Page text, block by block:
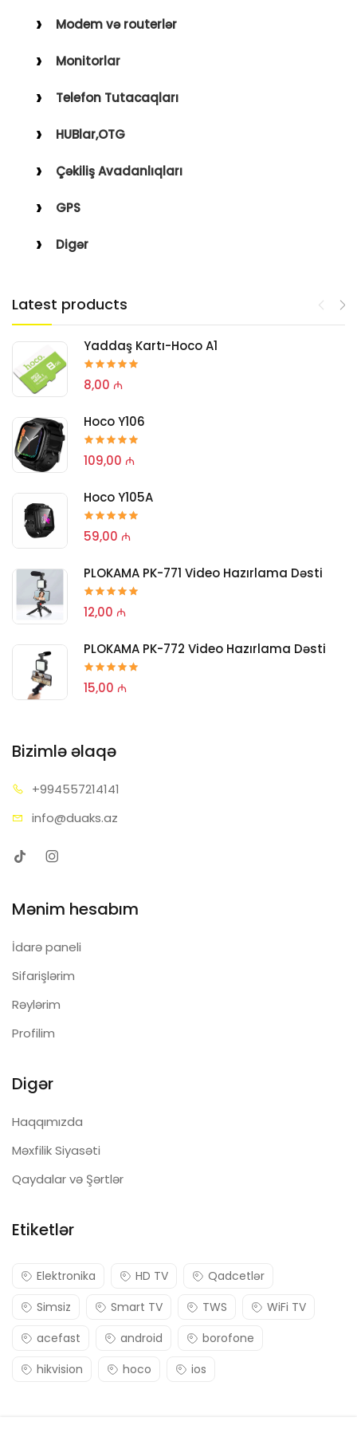
Modem və routerlər
Monitorlar
Telefon Tutacaqları
HUBlar,OTG
Çəkiliş Avadanlıqları
GPS
Digər
Latest products
Yaddaş Kartı-Hoco A1
8,00 ₼
Hoco Y106
109,00 ₼
Hoco Y105A
59,00 ₼
PLOKAMA PK-771 Video Hazırlama Dəsti
12,00 ₼
PLOKAMA PK-772 Video Hazırlama Dəsti
15,00 ₼
Bizimlə əlaqə
+994557214141
info@duaks.az
Mənim hesabım
İdarə paneli
Sifarişlərim
Rəylərim
Profilim
Digər
Haqqımızda
Məxfilik Siyasəti
Qaydalar və Şərtlər
Etiketlər
Elektronika HD TV
Qadcetlər
Simsiz
Smart TV TWS
WiFi TV
acefast
android
borofone
hikvision
hoco ios